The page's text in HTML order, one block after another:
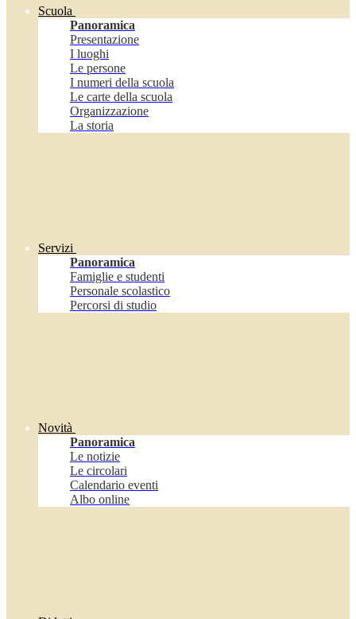
Scuola
Panoramica
Presentazione
I luoghi
Le persone
I numeri della scuola
Le carte della scuola
Organizzazione
La storia
Servizi
Panoramica
Famiglie e studenti
Personale scolastico
Percorsi di studio
Novità
Panoramica
Le notizie
Le circolari
Calendario eventi
Albo online